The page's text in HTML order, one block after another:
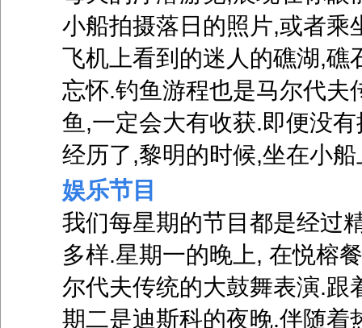
小船拍摄落日的照片,或者乘
飞机上看到的迷人的礁湖,礁
忘怀.钓鱼游程也是马尔代夫
鱼,一定会大有收获.即便没
经历了,黎明的时候,坐在小
娱乐节目
我们每星期的节目都是经过
多样.星期一的晚上, 在悦榕
尔代夫传统的大鼓舞表演.跟
期二是迪斯科的夜晚.伴随着